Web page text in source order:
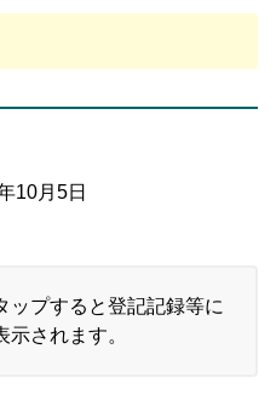
10月5日
ップすると登記記録等に
示されます。